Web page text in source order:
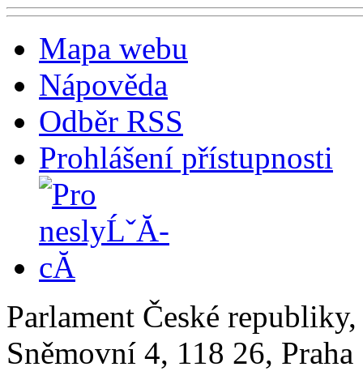
Mapa webu
Nápověda
Odběr RSS
Prohlášení přístupnosti
Parlament České
Sněmovní 4, 118 26,